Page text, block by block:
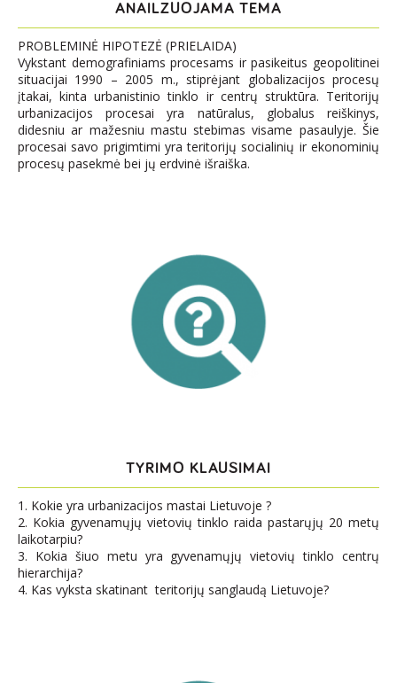
ANAILZUOJAMA TEMA
PROBLEMINĖ HIPOTEZĖ (PRIELAIDA)
Vykstant demografiniams procesams ir pasikeitus geopolitinei
situacijai 1990 – 2005 m., stiprėjant globalizacijos procesų
įtakai, kinta urbanistinio tinklo ir centrų struktūra. Teritorijų
urbanizacijos procesai yra natūralus, globalus reiškinys,
didesniu ar mažesniu mastu stebimas visame pasaulyje. Šie
procesai savo prigimtimi yra teritorijų socialinių ir ekonominių
procesų pasekmė bei jų erdvinė išraiška.
TYRIMO KLAUSIMAI
1. Kokie yra urbanizacijos mastai Lietuvoje ?
2. Kokia gyvenamųjų vietovių tinklo raida pastarųjų 20 metų
laikotarpiu?
3. Kokia šiuo metu yra gyvenamųjų vietovių tinklo centrų
hierarchija?
4. Kas vyksta skatinant teritorijų sanglaudą Lietuvoje?